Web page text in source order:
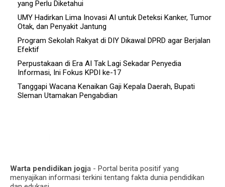
yang Perlu Diketahui
UMY Hadirkan Lima Inovasi AI untuk Deteksi Kanker, Tumor
Otak, dan Penyakit Jantung
Program Sekolah Rakyat di DIY Dikawal DPRD agar Berjalan
Efektif
Perpustakaan di Era AI Tak Lagi Sekadar Penyedia
Informasi, Ini Fokus KPDI ke-17
Tanggapi Wacana Kenaikan Gaji Kepala Daerah, Bupati
Sleman Utamakan Pengabdian
Warta pendidikan jogja - Portal berita positif yang
menyajikan informasi terkini tentang fakta dunia pendidikan